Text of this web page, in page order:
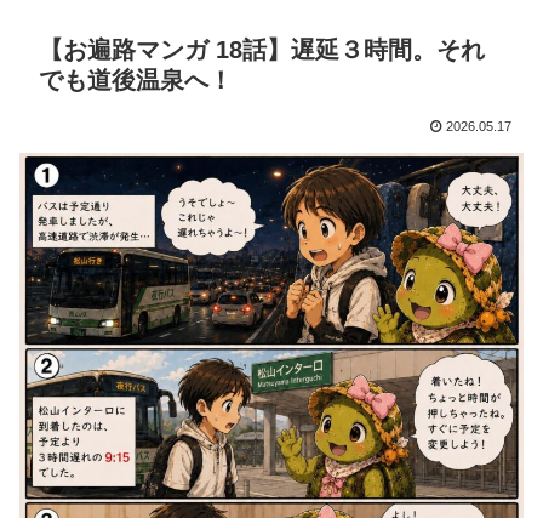
【お遍路マンガ 18話】遅延３時間。それ
でも道後温泉へ！
2026.05.17